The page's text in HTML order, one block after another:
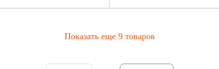
Показать еще 9 товаров